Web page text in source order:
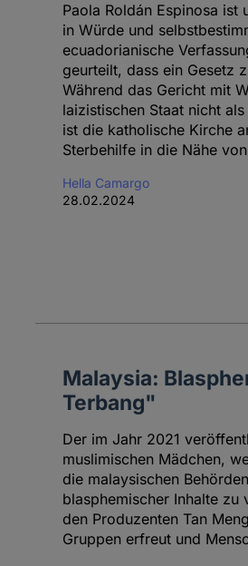
Paola Roldán Espinosa
in Würde und
ecuadorianische
geurteilt, dass ein Gesetz
Während das Gericht mit
laizistischen Staat nicht
ist die katholische Kirche
Sterbehilfe in die Nähe
Hella Camargo
28.02.2024
Malaysia:
Terbang"
Der im Jahr 2021
muslimischen Mädchen,
die malaysischen
blasphemischer Inhalte zu
den Produzenten Tan
Gruppen erfreut und